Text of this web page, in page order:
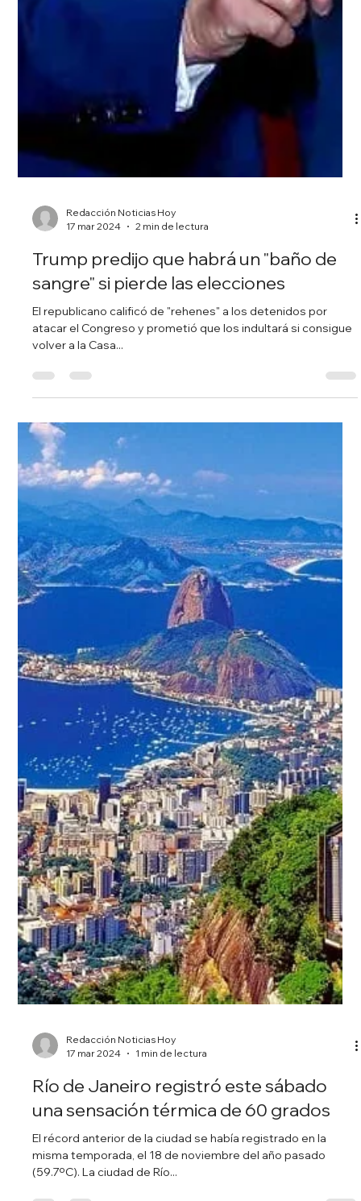
Redacción Noticias Hoy
Trump predijo que habrá un "baño de
sangre" si pierde las elecciones
El republicano calificó de "rehenes" a los detenidos por
atacar el Congreso y prometió que los indultará si consigue
volver a la Casa...